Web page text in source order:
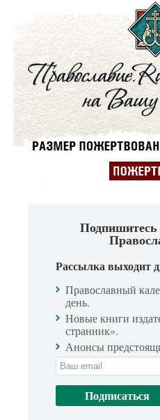
Рассылка выходит
Православный
день.
Новые книги
странник».
Анонсы